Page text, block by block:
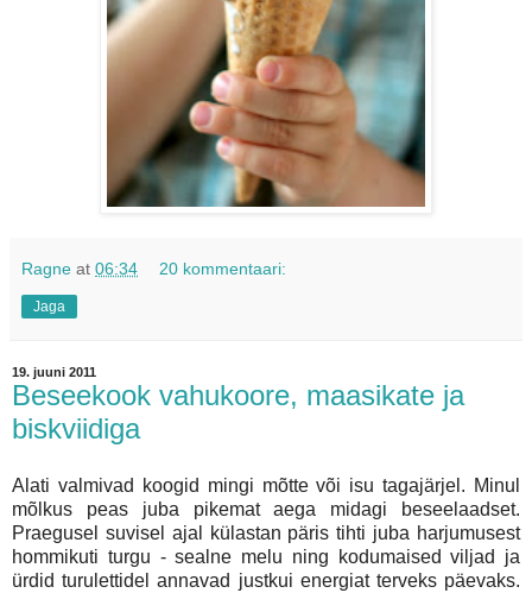
Ragne at 06:34 20 kommentaari:
Jaga
19. juuni 2011
Beseekook vahukoore, maasikate ja
biskviidiga
Alati valmivad koogid mingi mõtte või isu tagajärjel. Minul
mõlkus peas juba pikemat aega midagi beseelaadset.
Praegusel suvisel ajal külastan päris tihti juba harjumusest
hommikuti turgu - sealne melu ning kodumaised viljad ja
ürdid turulettidel annavad justkui energiat terveks päevaks.